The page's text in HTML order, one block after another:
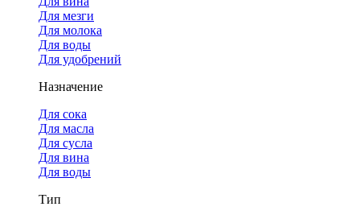
Для мезги
Для молока
Для воды
Для удобрений
Назначение
Для сока
Для масла
Для сусла
Для вина
Для воды
Тип